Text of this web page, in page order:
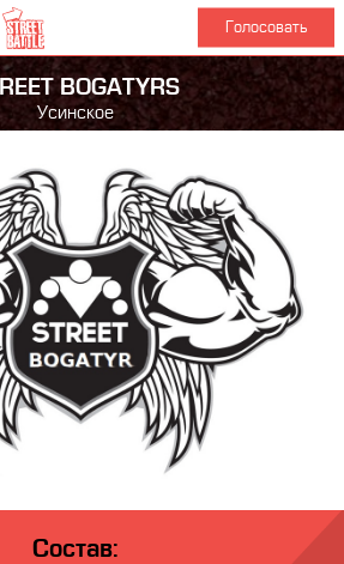
Голосовать
BOGATYRS
Усинское
Состав: